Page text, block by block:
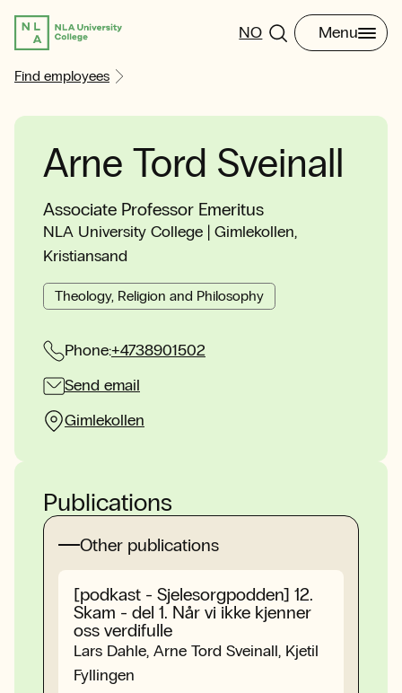
NO Menu
Find employees
Arne Tord Sveinall
Associate Professor Emeritus
NLA University College | Gimlekollen,
Kristiansand
Theology, Religion and Philosophy
Phone:+4738901502
Send email
Gimlekollen
Publications
Other publications
[podkast - Sjelesorgpodden] 12.
Skam - del 1. Når vi ikke kjenner
oss verdifulle
Lars Dahle, Arne Tord Sveinall, Kjetil
Fyllingen